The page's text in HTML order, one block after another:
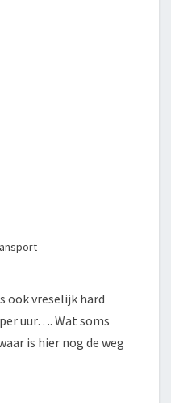
ook vreselijk hard
uur…. Wat soms
is hier nog de weg